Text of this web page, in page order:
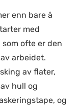
enn bare å
med
ofte er den
arbeidet.
av flater,
hull og
og